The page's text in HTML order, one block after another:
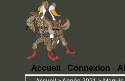
Accueil Connexion